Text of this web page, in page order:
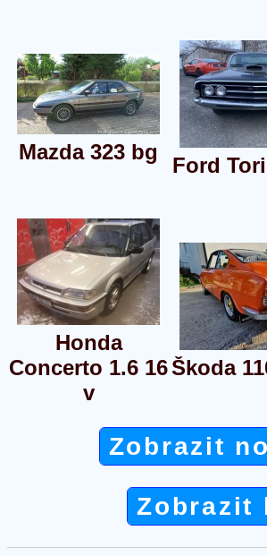
Mazda 323 bg
Ford
Honda
Concerto 1.6 16
v
Škoda
Zobrazit
Zobrazit